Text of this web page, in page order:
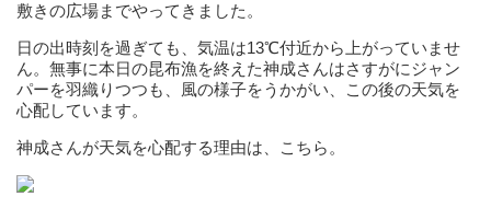
敷きの広場までやってきました。
日の出時刻を過ぎても、気温は13℃付近から上がっていませ
ん。無事に本日の昆布漁を終えた神成さんはさすがにジャン
パーを羽織りつつも、風の様子をうかがい、この後の天気を
心配しています。
神成さんが天気を心配する理由は、こちら。